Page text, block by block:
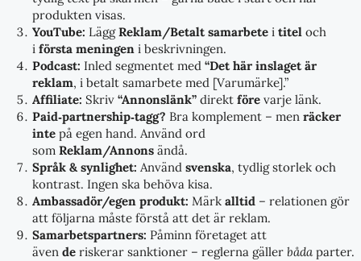
produkten visas.
YouTube: LäggReklam/Betalt samarbetei titeloch
i första meningeni beskrivningen.
Podcast: Inled segmentet med “Det här inslaget är
reklam, i betalt samarbete med [Varumärke].”
Affiliate: Skriv “Annonslänk”direkt förevarje länk.
Paid‑partnership‑tagg? Bra komplement – men räcker
intepå egen hand. Använd ord
som Reklam/Annonsändå.
Språk & synlighet: Använd svenska, tydlig storlek och
kontrast. Ingen ska behöva kisa.
Ambassadör/egen produkt: Märk alltid– relationen gör
att följarna måste förstå att det är reklam.
Samarbetspartners: Påminn företaget att
även deriskerar sanktioner – reglerna gäller bådaparter.